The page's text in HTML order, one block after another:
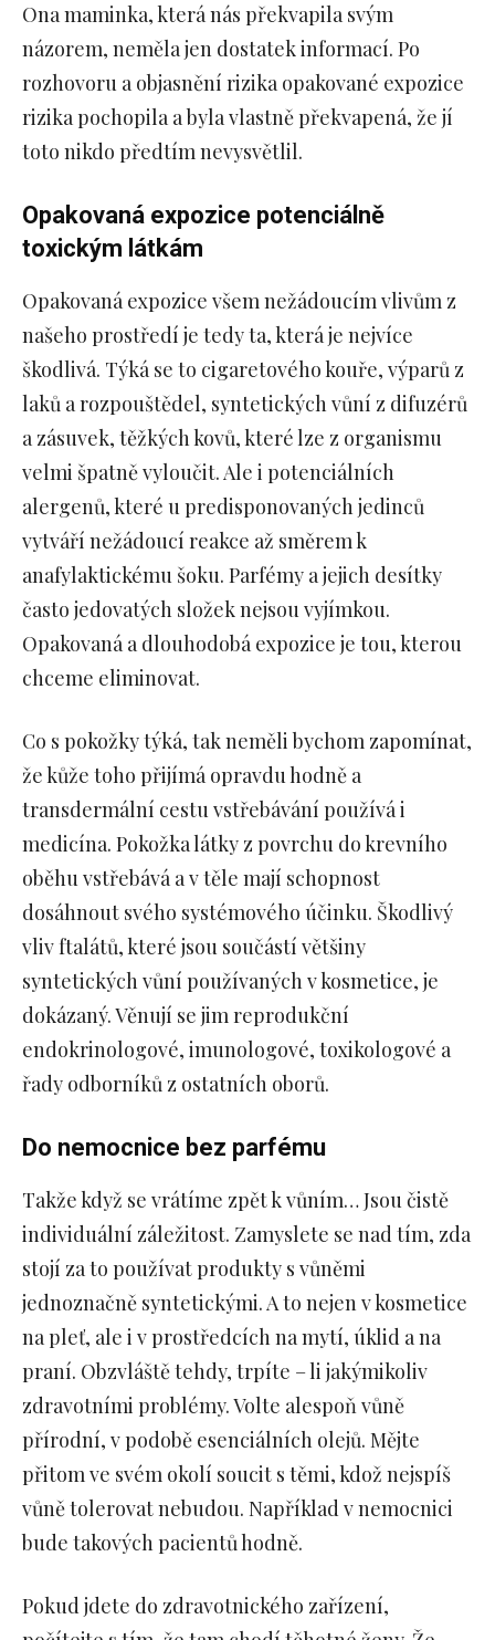
Ona maminka, která nás překvapila svým
názorem, neměla jen dostatek informací. Po
rozhovoru a objasnění rizika opakované expozice
rizika pochopila a byla vlastně překvapená, že jí
toto nikdo předtím nevysvětlil.
Opakovaná expozice potenciálně
toxickým látkám
Opakovaná expozice všem nežádoucím vlivům z
našeho prostředí je tedy ta, která je nejvíce
škodlivá. Týká se to cigaretového kouře, výparů z
laků a rozpouštědel, syntetických vůní z difuzérů
a zásuvek, těžkých kovů, které lze z organismu
velmi špatně vyloučit. Ale i potenciálních
alergenů, které u predisponovaných jedinců
vytváří nežádoucí reakce až směrem k
anafylaktickému šoku. Parfémy a jejich desítky
často jedovatých složek nejsou vyjímkou.
Opakovaná a dlouhodobá expozice je tou, kterou
chceme eliminovat.
Co s pokožky týká, tak neměli bychom zapomínat,
že kůže toho přijímá opravdu hodně a
transdermální cestu vstřebávání používá i
medicína. Pokožka látky z povrchu do krevního
oběhu vstřebává a v těle mají schopnost
dosáhnout svého systémového účinku. Škodlivý
vliv ftalátů, které jsou součástí většiny
syntetických vůní používaných v kosmetice, je
dokázaný. Věnují se jim reprodukční
endokrinologové, imunologové, toxikologové a
řady odborníků z ostatních oborů.
Do nemocnice bez parfému
Takže když se vrátíme zpět k vůním… Jsou čistě
individuální záležitost. Zamyslete se nad tím, zda
stojí za to používat produkty s vůněmi
jednoznačně syntetickými. A to nejen v kosmetice
na pleť, ale i v prostředcích na mytí, úklid a na
praní. Obzvláště tehdy, trpíte – li jakýmikoliv
zdravotními problémy. Volte alespoň vůně
přírodní, v podobě esenciálních olejů. Mějte
přitom ve svém okolí soucit s těmi, kdož nejspíš
vůně tolerovat nebudou. Například v nemocnici
bude takových pacientů hodně.
Pokud jdete do zdravotnického zařízení,